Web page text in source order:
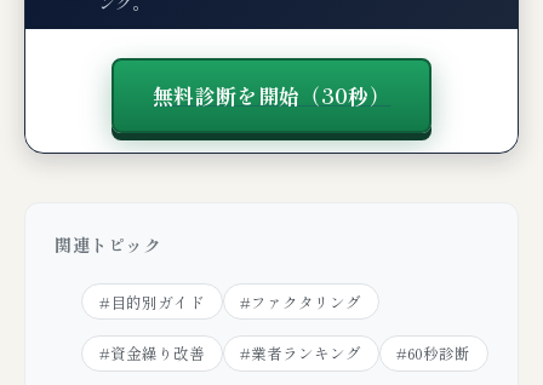
無料診断を開始（30秒）
関連トピック
#目的別ガイド #ファクタリング
#資金繰り改善 #業者ランキング #60秒診断